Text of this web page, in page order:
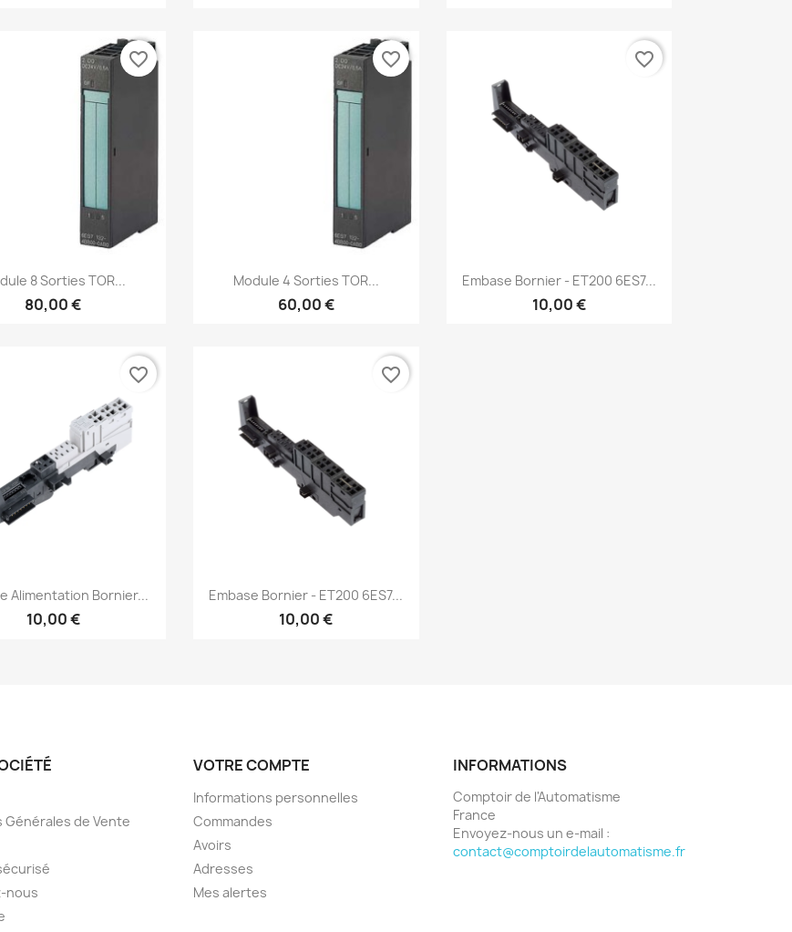
Aperçu rapide
8 Sorties TOR...
80,00 €
favorite_border
Aperçu rapide
Module 4 Sorties TOR...
60,00 €
favorite_border
Aperçu rapide
Embase Bornier - ET200 6ES7...
10,00 €
favorite_border
Aperçu rapide
Alimentation Bornier...
10,00 €
favorite_border
Aperçu rapide
Embase Bornier - ET200 6ES7...
10,00 €
favorite_border
de Vente
nous
VOTRE COMPTE
Informations personnelles
Commandes
Avoirs
Adresses
Mes alertes
INFORMATIONS
Comptoir de l'Automatisme
France
Envoyez-nous un e-mail :
contact@comptoirdelautomatisme.fr